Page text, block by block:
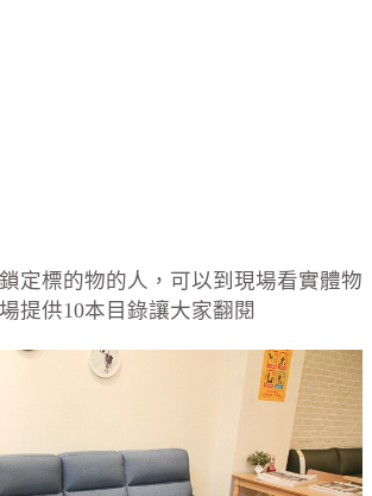
定標的物的人，可以到現場看實體物
提供10本目錄讓大家翻閱